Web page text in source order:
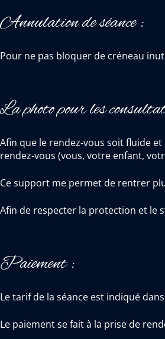
Annulation de séance :
Pour ne pas bloquer de créneau
La photo pour les
Afin que le rendez-vous soit fluide
rendez-vous (vous, votre enfant,
Ce support me permet de rentrer
Afin de respecter la protection et le
Paiement :
Le tarif de la séance est indiqué
Le paiement se fait à la prise de